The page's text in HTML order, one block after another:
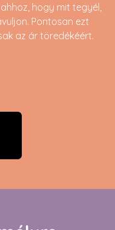
hogy mit tegyél,
Pontosan ezt
az ár töredékéért.